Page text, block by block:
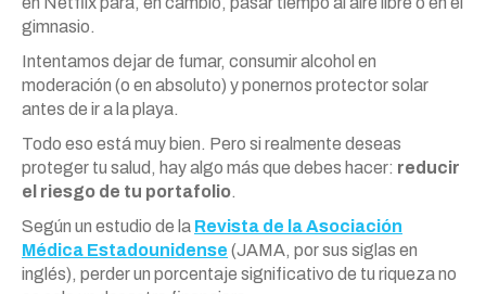
gimnasio.
Intentamos dejar de fumar, consumir alcohol en
moderación (o en absoluto) yponernos protector solar
antes de ir a la playa.
Todo eso está muy bien. Pero si realmente deseas
proteger tu salud, hay algo más que debes hacer: reducir
el riesgo de tu portafolio.
Según un estudio de la Revista de la Asociación
Médica Estadounidense (JAMA, por sus siglas en
inglés), perder un porcentaje significativo de tu riqueza no